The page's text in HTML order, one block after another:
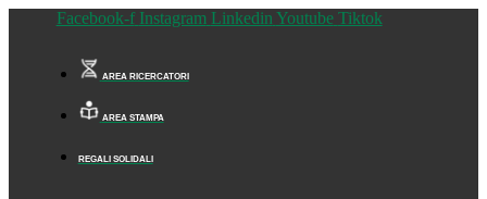
Facebook-f Instagram Linkedin Youtube Tiktok
AREA RICERCATORI
AREA STAMPA
REGALI SOLIDALI